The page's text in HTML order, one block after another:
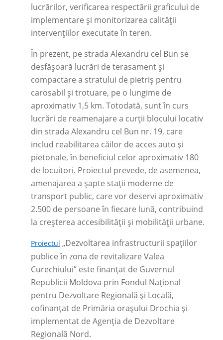
lucrărilor, verificarea respectării graficului de
implementare și monitorizarea calității
intervențiilor executate în teren.
În prezent, pe strada Alexandru cel Bun se
desfășoară lucrări de terasament și
compactare a stratului de pietriș pentru
carosabil și trotuare, pe o lungime de
aproximativ 1,5 km. Totodată, sunt în curs
lucrări de reamenajare a curții blocului locativ
din strada Alexandru cel Bun nr. 19, care
includ reabilitarea căilor de acces auto și
pietonale, în beneficiul celor aproximativ 180
de locuitori. Proiectul prevede, de asemenea,
amenajarea a șapte stații moderne de
transport public, care vor deservi aproximativ
2.500 de persoane în fiecare lună, contribuind
la creșterea accesibilității și mobilității urbane.
Proiectul „Dezvoltarea infrastructurii spațiilor
publice în zona de revitalizare Valea
Curechiului” este finanțat de Guvernul
Republicii Moldova prin Fondul Național
pentru Dezvoltare Regională și Locală,
cofinanțat de Primăria orașului Drochia și
implementat de Agenția de Dezvoltare
Regională Nord.